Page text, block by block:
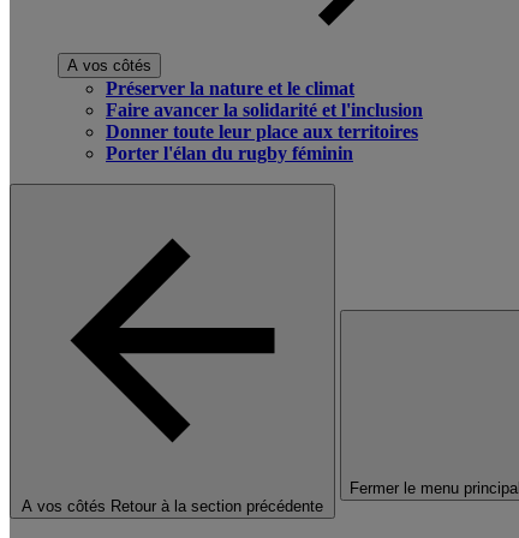
A vos côtés
Préserver la nature et le climat
Faire avancer la solidarité et l'inclusion
Donner toute leur place aux territoires
Porter l'élan du rugby féminin
A vos côtés Retour à la section précédente
Fermer le menu principal